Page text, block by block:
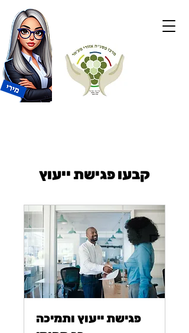
קבעו פגישת ייעוץ
פגישת ייעוץ ותמיכה